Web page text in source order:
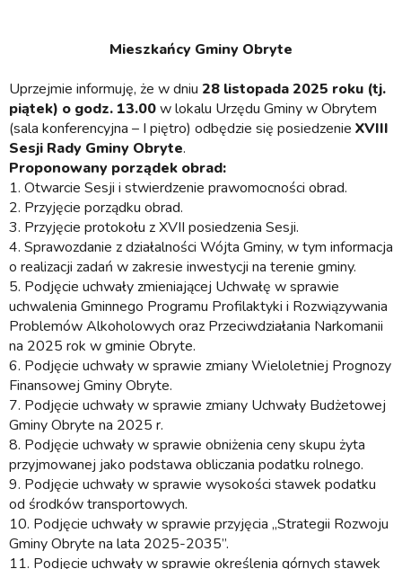
Mieszkańcy Gminy Obryte
Uprzejmie informuję, że w dniu 28 listopada 2025 roku (tj.
piątek) o godz. 13.00w lokalu Urzędu Gminy w Obrytem
(sala konferencyjna – I piętro) odbędzie się posiedzenie XVIII
Sesji Rady Gminy Obryte.
Proponowany porządek obrad:
1. Otwarcie Sesji i stwierdzenie prawomocności obrad.
2. Przyjęcie porządku obrad.
3. Przyjęcie protokołu z XVII posiedzenia Sesji.
4. Sprawozdanie z działalności Wójta Gminy, w tym informacja
o realizacji zadań w zakresie inwestycji na terenie gminy.
5. Podjęcie uchwały zmieniającej Uchwałę w sprawie
uchwalenia Gminnego Programu Profilaktyki i Rozwiązywania
Problemów Alkoholowych oraz Przeciwdziałania Narkomanii
na 2025 rok w gminie Obryte.
6. Podjęcie uchwały w sprawie zmiany Wieloletniej Prognozy
Finansowej Gminy Obryte.
7. Podjęcie uchwały w sprawie zmiany Uchwały Budżetowej
Gminy Obryte na 2025 r.
8. Podjęcie uchwały w sprawie obniżenia ceny skupu żyta
przyjmowanej jako podstawa obliczania podatku rolnego.
9. Podjęcie uchwały w sprawie wysokości stawek podatku
od środków transportowych.
10. Podjęcie uchwały w sprawie przyjęcia „Strategii Rozwoju
Gminy Obryte na lata 2025-2035”.
11. Podjęcie uchwały w sprawie określenia górnych stawek